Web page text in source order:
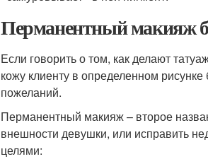
Перманентный макияж
Если говорить о том, как делают
кожу клиенту в определенном
пожеланий.
Перманентный макияж – второе
внешности девушки, или исправить
целями: